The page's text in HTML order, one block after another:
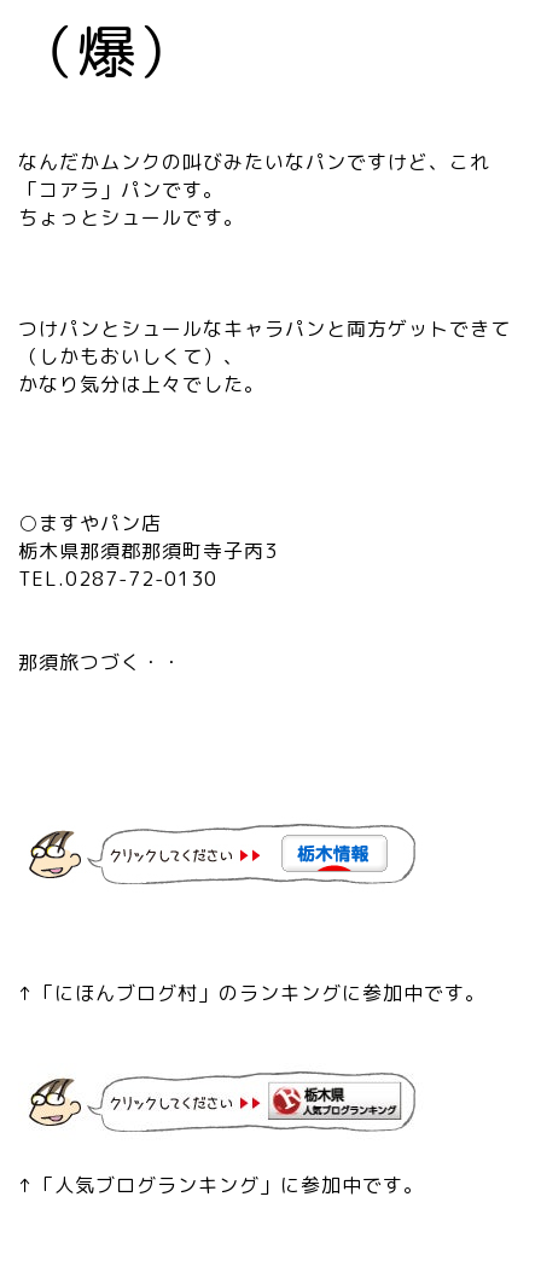
（爆）
なんだかムンクの叫びみたいなパンですけど、これ
「コアラ」パンです。
ちょっとシュールです。
つけパンとシュールなキャラパンと両方ゲットできて
（しかもおいしくて）、
かなり気分は上々でした。
○ますやパン店
栃木県那須郡那須町寺子丙3
TEL.0287-72-0130
那須旅つづく・・
↑「にほんブログ村」のランキングに参加中です。
↑「人気ブログランキング」に参加中です。